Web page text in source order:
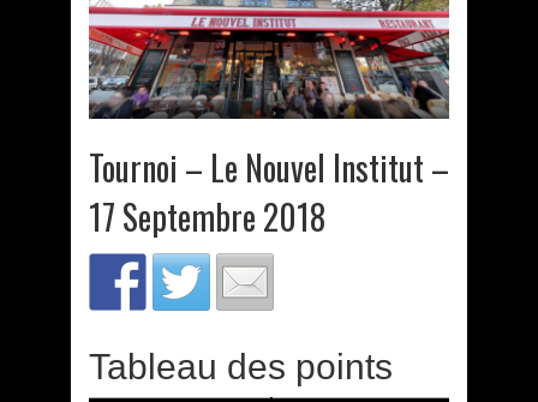
Tournoi – Le Nouvel Institut –
17 Septembre 2018
Tableau des points